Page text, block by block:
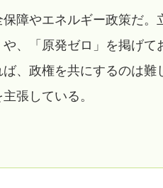
障やエネルギー政策だ。
、「原発ゼロ」を掲げて
、政権を共にするのは難
張している。